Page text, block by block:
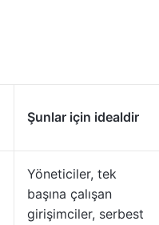
Şunlar için idealdir
Yöneticiler, tek
başına çalışan
girişimciler, serbest